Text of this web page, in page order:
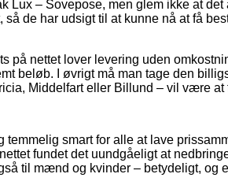
Lux – Sovepose, men glem ikke at
så de har udsigt til at kunne nå at få
på nettet lover levering uden
beløb. I øvrigt må man tage den
Middelfart eller Billund – vil være at
temmelig smart for alle at lave
fundet det uundgåeligt at
til mænd og kvinder – betydeligt, og